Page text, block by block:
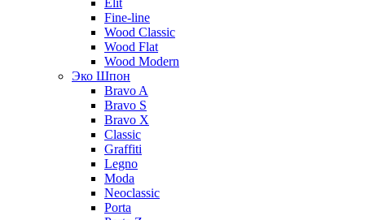
Elit
Fine-line
Wood Classic
Wood Flat
Wood Modern
Эко Шпон
Bravo A
Bravo S
Bravo X
Classic
Graffiti
Legno
Moda
Neoclassic
Porta